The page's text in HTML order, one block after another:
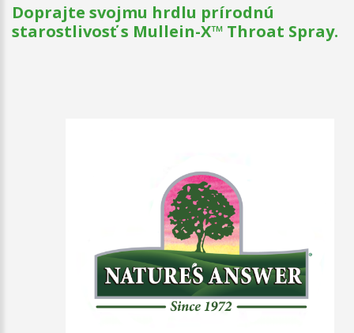
Doprajte svojmu hrdlu prírodnú
starostlivosť s Mullein-X™ Throat Spray.